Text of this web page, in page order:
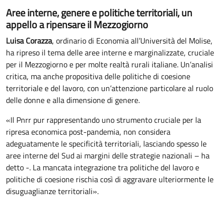
Aree interne, genere e politiche territoriali, un
appello a ripensare il Mezzogiorno
Luisa Corazza, ordinario di Economia all’Università del Molise,
ha ripreso il tema delle aree interne e marginalizzate, cruciale
per il Mezzogiorno e per molte realtà rurali italiane. Un’analisi
critica, ma anche propositiva delle politiche di coesione
territoriale e del lavoro, con un’attenzione particolare al ruolo
delle donne e alla dimensione di genere.
«Il Pnrr pur rappresentando uno strumento cruciale per la
ripresa economica post-pandemia, non considera
adeguatamente le specificità territoriali, lasciando spesso le
aree interne del Sud ai margini delle strategie nazionali – ha
detto -. La mancata integrazione tra politiche del lavoro e
politiche di coesione rischia così di aggravare ulteriormente le
disuguaglianze territoriali».